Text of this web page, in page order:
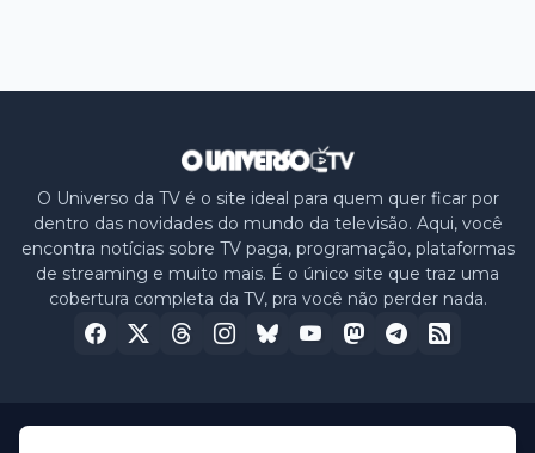
O Universo da TV é o site ideal para quem quer ficar por
dentro das novidades do mundo da televisão. Aqui, você
encontra notícias sobre TV paga, programação, plataformas
de streaming e muito mais. É o único site que traz uma
cobertura completa da TV, pra você não perder nada.